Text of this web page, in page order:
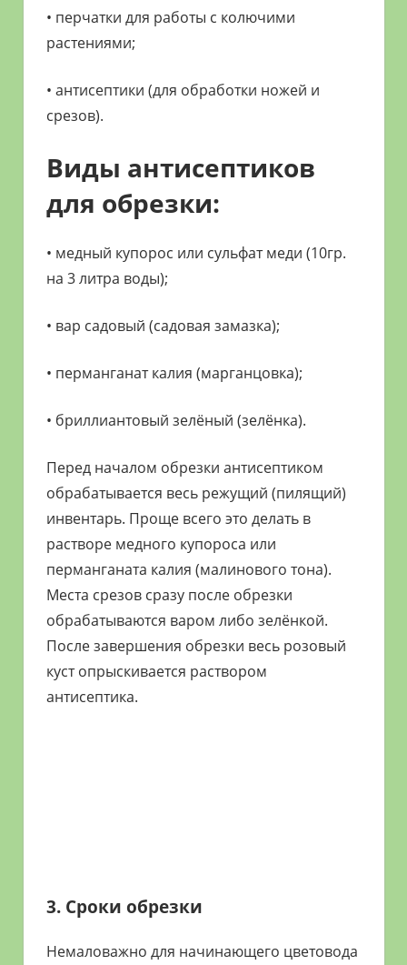
• перчатки для работы с колючими
растениями;
• антисептики (для обработки ножей и
срезов).
Виды антисептиков
для обрезки:
• медный купорос или сульфат меди (10гр.
на 3 литра воды);
• вар садовый (садовая замазка);
• перманганат калия (марганцовка);
• бриллиантовый зелёный (зелёнка).
Перед началом обрезки антисептиком
обрабатывается весь режущий (пилящий)
инвентарь. Проще всего это делать в
растворе медного купороса или
перманганата калия (малинового тона).
Места срезов сразу после обрезки
обрабатываются варом либо зелёнкой.
После завершения обрезки весь розовый
куст опрыскивается раствором
антисептика.
3. Сроки обрезки
Немаловажно для начинающего цветовода